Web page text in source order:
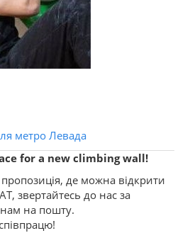
метро Левада
for a new climbing wall!
де можна відкрити
звертайтесь до нас за
на пошту.